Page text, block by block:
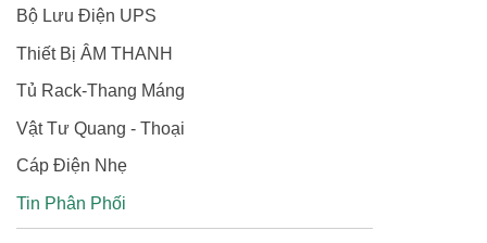
Bộ Lưu Điện UPS
Thiết Bị ÂM THANH
Tủ Rack-Thang Máng
Vật Tư Quang - Thoại
Cáp Điện Nhẹ
Tin Phân Phối